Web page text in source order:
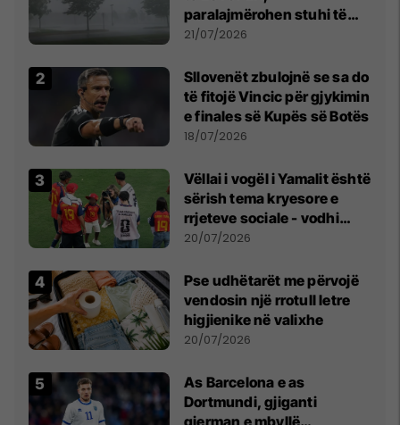
paralajmërohen stuhi të
fuqishme me breshër dhe
21/07/2026
Sllovenët zbulojnë se sa do
të fitojë Vincic për gjykimin
e finales së Kupës së Botës
18/07/2026
Vëllai i vogël i Yamalit është
sërish tema kryesore e
rrjeteve sociale - vodhi
vëmendjen pas finales së
20/07/2026
Pse udhëtarët me përvojë
vendosin një rrotull letre
higjienike në valixhe
20/07/2026
As Barcelona e as
Dortmundi, gjiganti